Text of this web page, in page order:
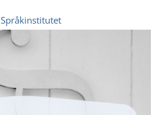
Språkinstitutet